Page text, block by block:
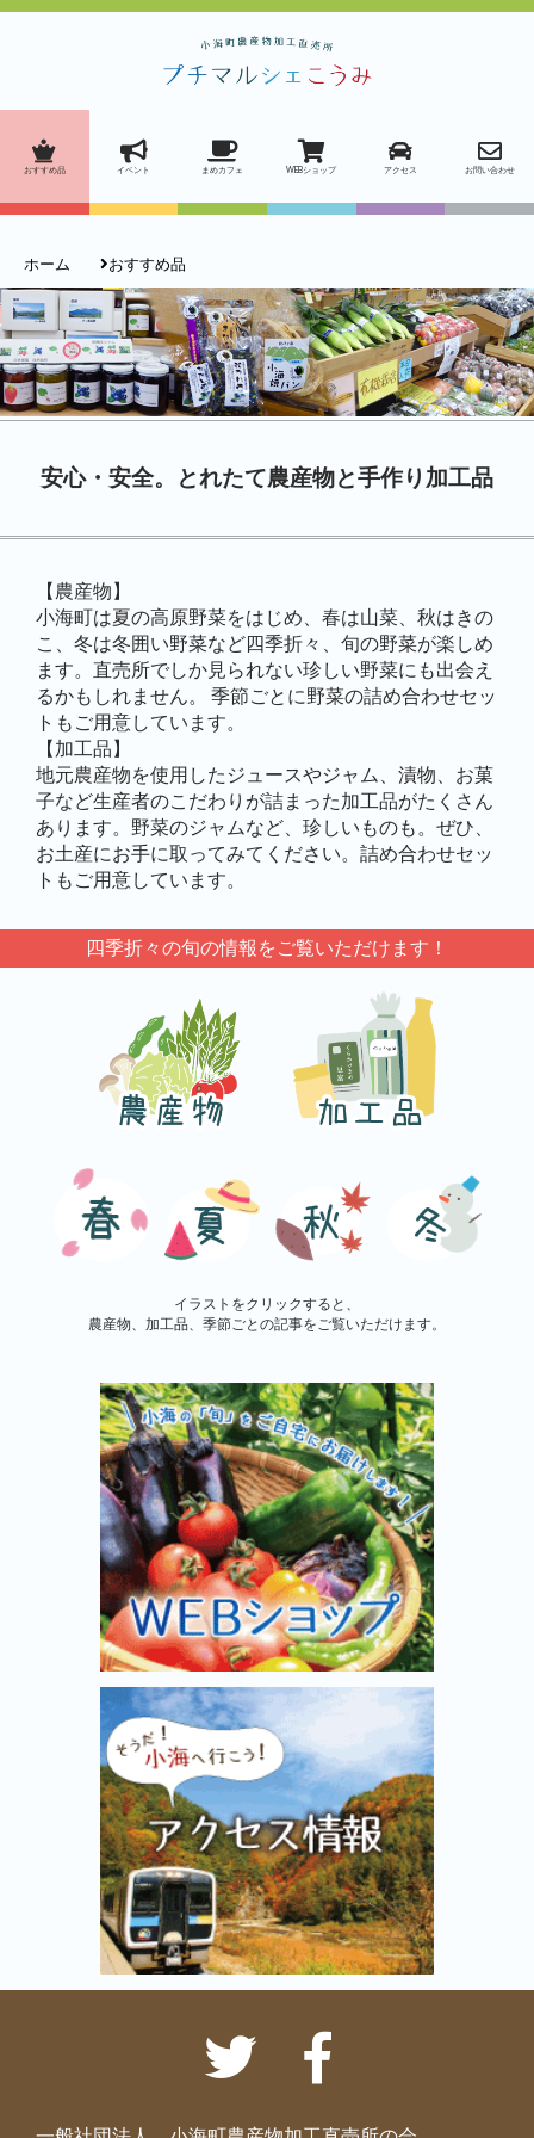
おすすめ品 イベント まめカフェ WEBショップ アクセス お問い合わせ
ホーム おすすめ品
安心・安全。とれたて農産物と手作り加工品
【農産物】
小海町は夏の高原野菜をはじめ、春は山菜、秋はきの
こ、冬は冬囲い野菜など四季折々、旬の野菜が楽しめ
ます。直売所でしか見られない珍しい野菜にも出会え
るかもしれません。 季節ごとに野菜の詰め合わせセッ
トもご用意しています。
【加工品】
地元農産物を使用したジュースやジャム、漬物、お菓
子など生産者のこだわりが詰まった加工品がたくさん
あります。野菜のジャムなど、珍しいものも。ぜひ、
お土産にお手に取ってみてください。詰め合わせセッ
トもご用意しています。
四季折々の旬の情報をご覧いただけます！
イラストをクリックすると、
農産物、加工品、季節ごとの記事をご覧いただけます。